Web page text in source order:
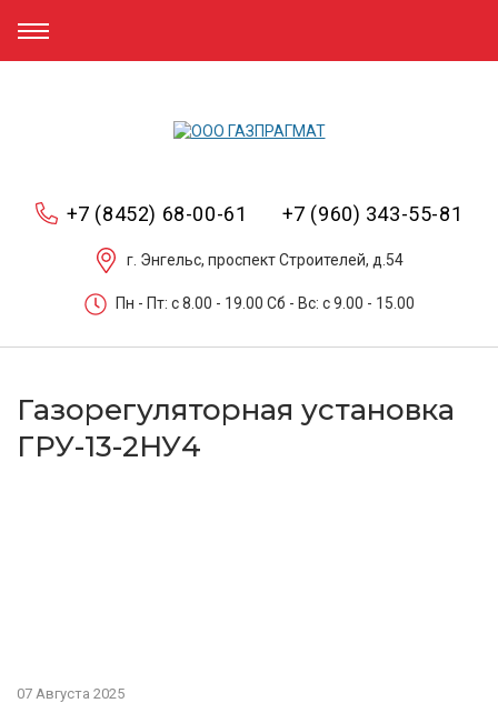
+7 (8452) 68-00-61 +7 (960) 343-55-81
г. Энгельс, проспект Строителей, д.54
Пн - Пт: c 8.00 - 19.00 Сб - Вс: c 9.00 - 15.00
Газорегуляторная установка
ГРУ-13-2НУ4
07 Августа 2025